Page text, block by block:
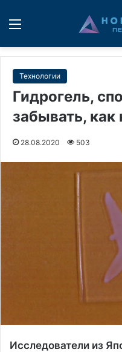
Технологии
Гидрогель,
забывать, как
28.08.2020 503
Исследователи из